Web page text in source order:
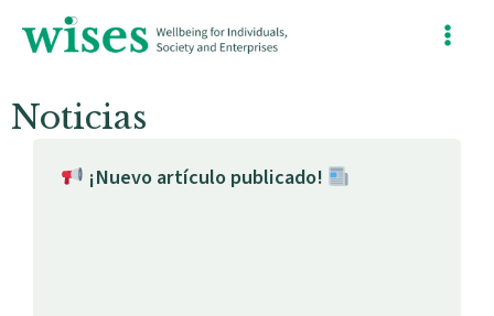
contenido
Main
Noticias
¡Nuevo artículo publicado!